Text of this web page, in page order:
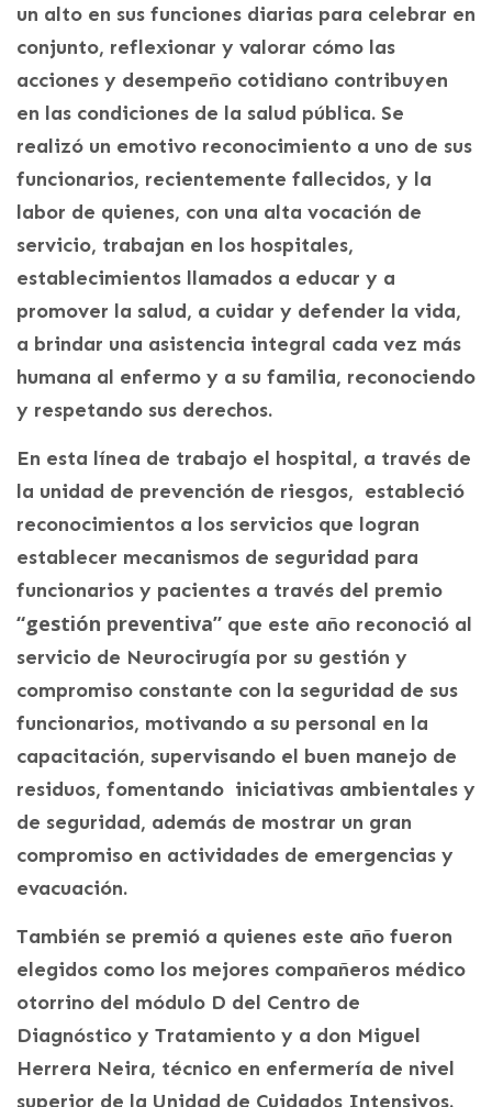
un alto en sus funciones diarias para celebrar en
conjunto, reflexionar y valorar cómo las
acciones y desempeño cotidiano contribuyen
en las condiciones de la salud pública. Se
realizó un emotivo reconocimiento a uno de sus
funcionarios, recientemente fallecidos, y la
labor de quienes, con una alta vocación de
servicio, trabajan en los hospitales,
establecimientos llamados a educar y a
promover la salud, a cuidar y defender la vida,
a brindar una asistencia integral cada vez más
humana al enfermo y a su familia, reconociendo
y respetando sus derechos.
En esta línea de trabajo el hospital, a través de
la unidad de prevención de riesgos, estableció
reconocimientos a los servicios que logran
establecer mecanismos de seguridad para
funcionarios y pacientes a través del premio
“gestión preventiva” que este año reconoció al
servicio de Neurocirugía por su gestión y
compromiso constante con la seguridad de sus
funcionarios, motivando a su personal en la
capacitación, supervisando el buen manejo de
residuos, fomentando iniciativas ambientales y
de seguridad, además de mostrar un gran
compromiso en actividades de emergencias y
evacuación.
También se premió a quienes este año fueron
elegidos como los mejores compañeros médico
otorrino del módulo D del Centro de
Diagnóstico y Tratamiento y a don Miguel
Herrera Neira, técnico en enfermería de nivel
superior de la Unidad de Cuidados Intensivos.